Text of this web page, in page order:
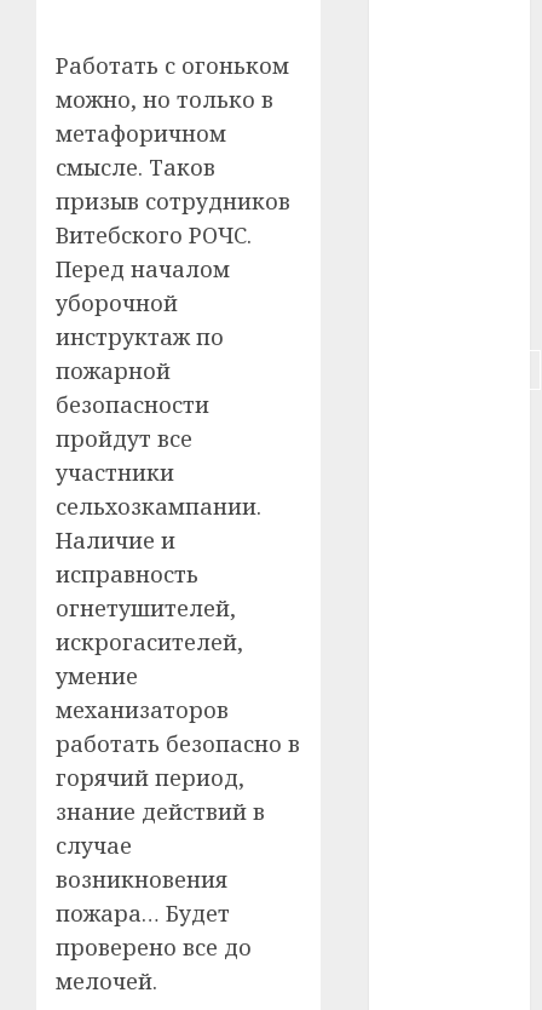
Работать с огоньком
можно, но только в
метафоричном
смысле. Таков
призыв сотрудников
Витебского РОЧС.
Перед началом
уборочной
инструктаж по
пожарной
безопасности
пройдут все
участники
сельхозкампании.
Наличие и
исправность
огнетушителей,
искрогасителей,
умение
механизаторов
работать безопасно в
горячий период,
знание действий в
случае
возникновения
пожара… Будет
проверено все до
мелочей.